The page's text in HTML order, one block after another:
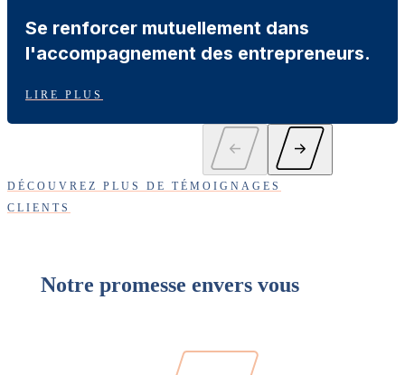
Se renforcer mutuellement dans
l'accompagnement des entrepreneurs.
LIRE PLUS
DÉCOUVREZ PLUS DE TÉMOIGNAGES
CLIENTS
Notre promesse envers vous